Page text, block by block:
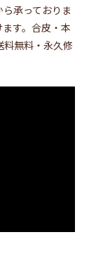
承っておりま
す。合皮・本
料無料・永久修